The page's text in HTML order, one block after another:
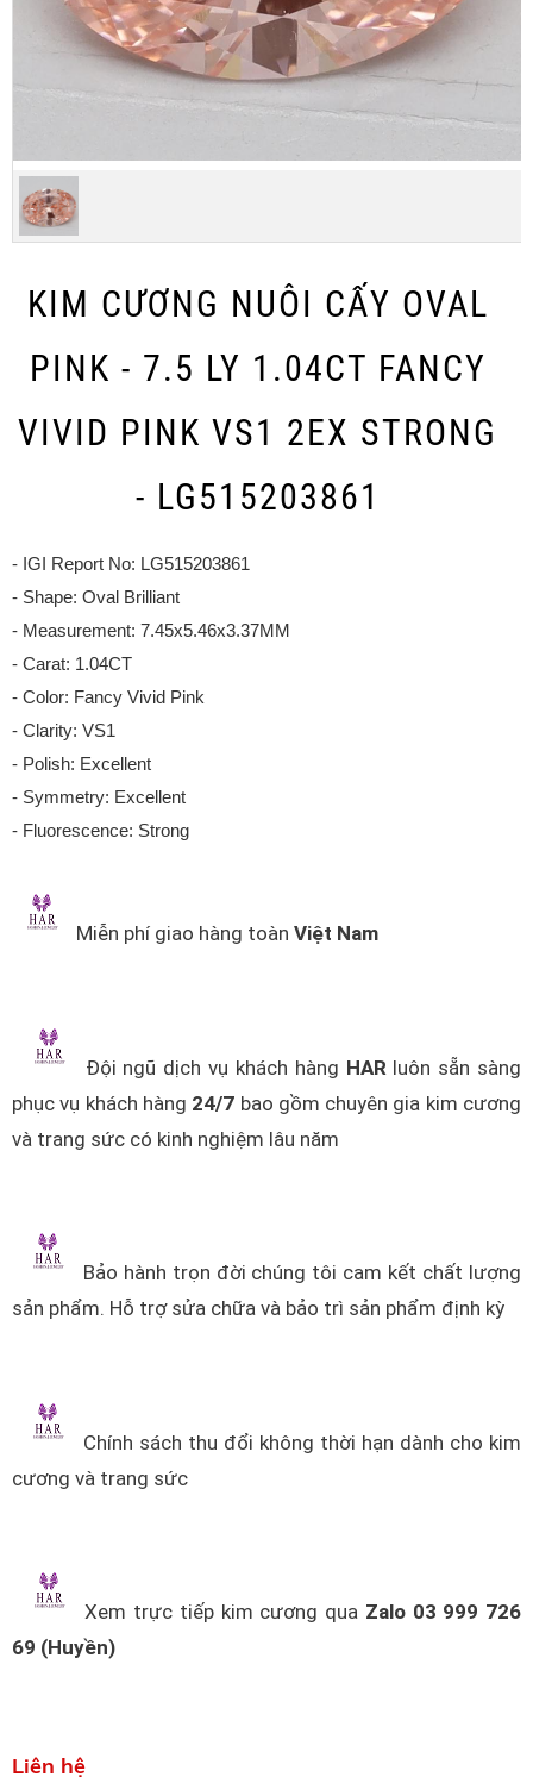
KIM CƯƠNG NUÔI CẤY OVAL
PINK - 7.5 LY 1.04CT FANCY
VIVID PINK VS1 2EX STRONG
- LG515203861
- IGI Report No: LG515203861
- Shape: Oval Brilliant
- Measurement: 7.45x5.46x3.37MM
- Carat: 1.04CT
- Color: Fancy Vivid Pink
- Clarity: VS1
- Polish: Excellent
- Symmetry: Excellent
- Fluorescence: Strong
Miễn phí giao hàng toàn Việt Nam
Đội ngũ dịch vụ khách hàng HAR luôn sẵn sàng
phục vụ khách hàng 24/7 bao gồm chuyên gia kim cương
và trang sức có kinh nghiệm lâu năm
Bảo hành trọn đời chúng tôi cam kết chất lượng
sản phẩm. Hỗ trợ sửa chữa và bảo trì sản phẩm định kỳ
Chính sách thu đổi không thời hạn dành cho kim
cương và trang sức
Xem trực tiếp kim cương qua Zalo 03 999 726
69 (Huyền)
Liên hệ